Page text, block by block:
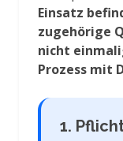
Einsatz
zugehörige
nicht
Prozess mit
1.